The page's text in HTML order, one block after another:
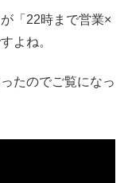
「22時まで営業×
よね。
たのでご覧になっ